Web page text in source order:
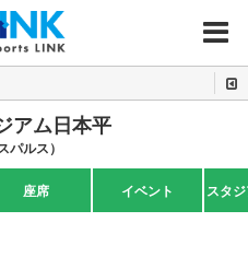
MENU
アム日本平
パルス）
座席 イベント スタ